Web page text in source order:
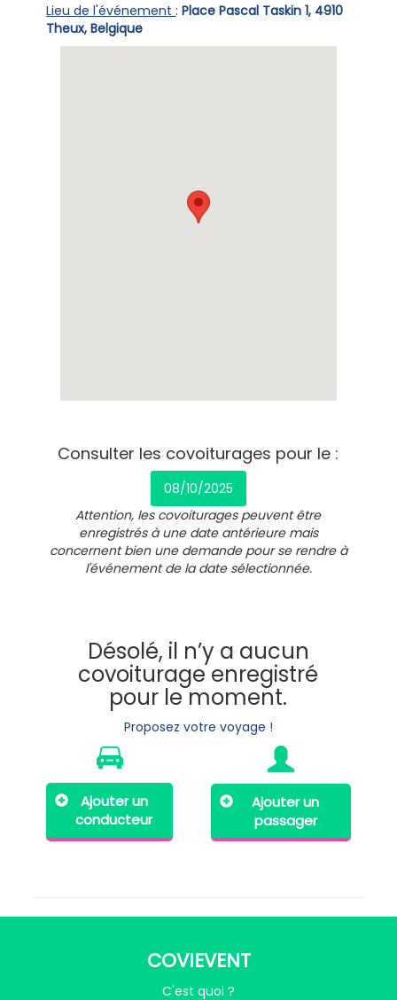
Lieu de l'événement:Place Pascal Taskin 1, 4910
Theux, Belgique
Consulter les covoiturages pour le :
08/10/2025
Attention, les covoiturages peuvent être
enregistrés à une date antérieure mais
concernent bien une demande pour se rendre à
l'événement de la date sélectionnée.
Désolé, il n’y a aucun
covoiturage enregistré
pour le moment.
Proposez votre voyage !
Ajouter un
conducteur
Ajouter un
passager
COVIEVENT
C'est quoi ?